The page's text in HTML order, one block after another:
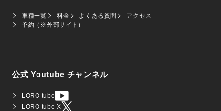
車種一覧 料金 よくある質問
アクセス
予約（※外部サイト）
公式 Youtube チャンネル
LORO tube
LORO tube X